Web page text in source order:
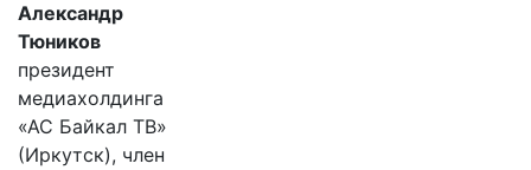
Александр
Тюников
президент
медиахолдинга
«АС Байкал ТВ»
(Иркутск), член